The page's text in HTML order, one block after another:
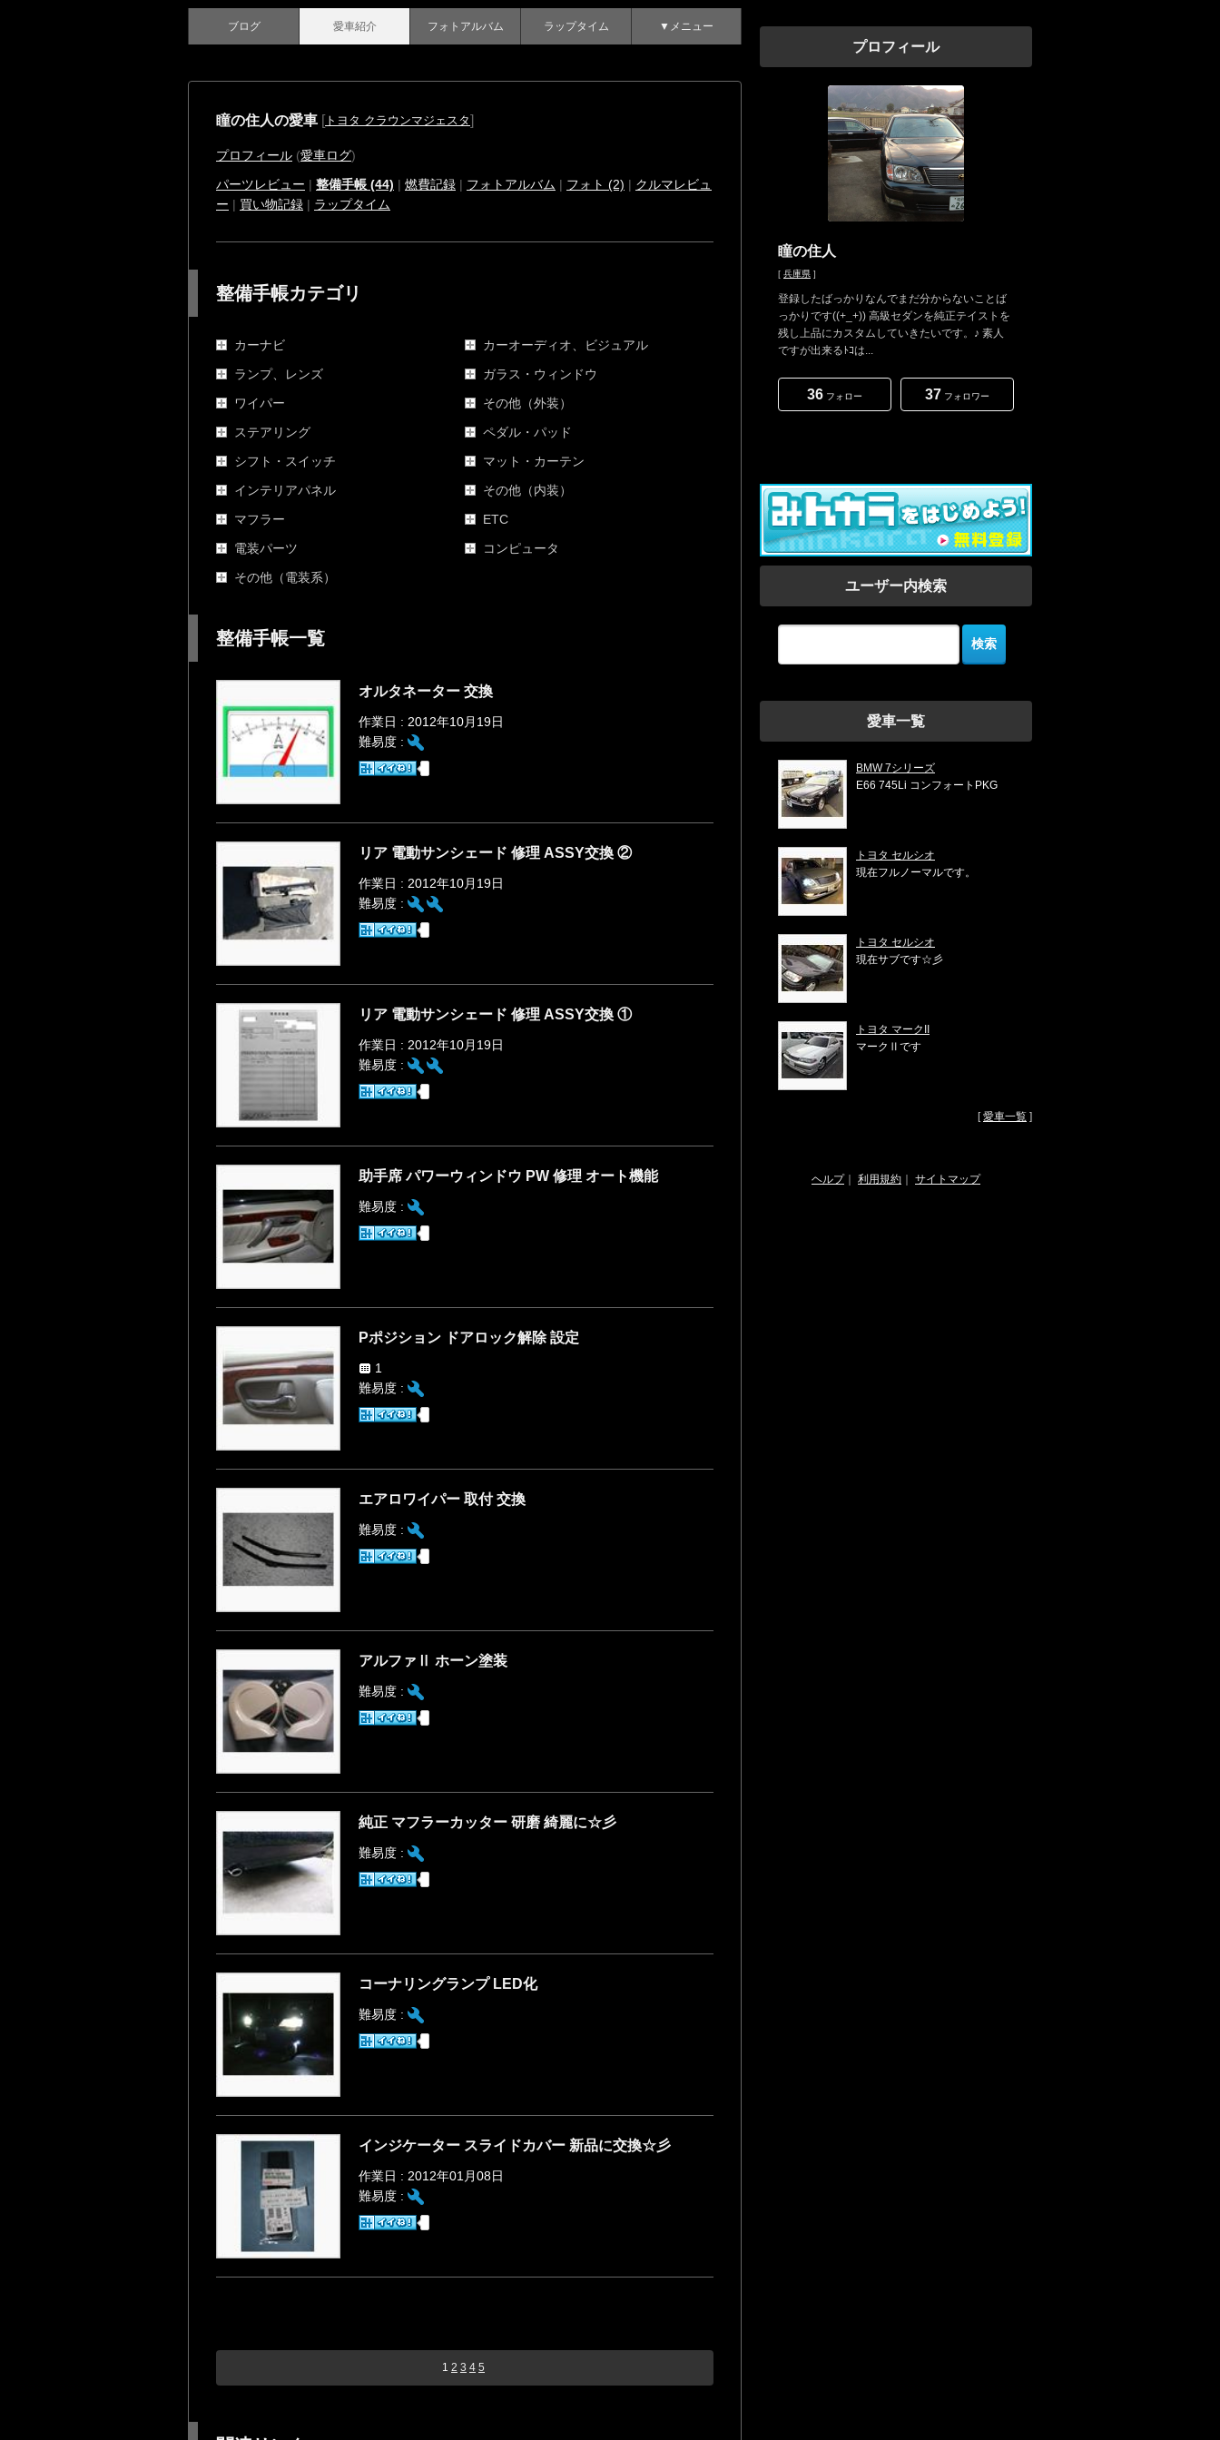
ブログ 愛車紹介 フォトアルバム ラップタイム ▼メニュー
瞳の住人の愛車 [ トヨタ クラウンマジェスタ]
プロフィール (愛車ログ)
パーツレビュー | 整備手帳 (44) | 燃費記録 | フォトアルバム | フォト (2) | クルマレビュ
ー | 買い物記録 | ラップタイム
整備手帳カテゴリ
カーナビ
ランプ、レンズ
ワイパー
ステアリング
シフト・スイッチ
インテリアパネル
マフラー
電装パーツ
その他（電装系）
カーオーディオ、ビジュアル
ガラス・ウィンドウ
その他（外装）
ペダル・パッド
マット・カーテン
その他（内装）
ETC
コンピュータ
整備手帳一覧
オルタネーター 交換
作業日 : 2012年10月19日
難易度 :
リア 電動サンシェード 修理 ASSY交換 ②
作業日 : 2012年10月19日
難易度 :
リア 電動サンシェード 修理 ASSY交換 ①
作業日 : 2012年10月19日
難易度 :
助手席 パワーウィンドウ PW 修理 オート機能
難易度 :
Pポジション ドアロック解除 設定
1
難易度 :
エアロワイパー 取付 交換
難易度 :
アルファⅡ ホーン塗装
難易度 :
純正 マフラーカッター 研磨 綺麗に☆彡
難易度 :
コーナリングランプ LED化
難易度 :
インジケーター スライドカバー 新品に交換☆彡
作業日 : 2012年01月08日
難易度 :
1 2 3 4 5
プロフィール
瞳の住人
[ 兵庫県 ]
登録したばっかりなんでまだ分からないことば
っかりです((+_+)) 高級セダンを純正テイストを
残し上品にカスタムしていきたいです。♪ 素人
ですが出来るﾄｺは...
36 フォロー 37 フォロワー
ユーザー内検索
愛車一覧
BMW 7シリーズ
E66 745Li コンフォートPKG
トヨタ セルシオ
現在フルノーマルです。
トヨタ セルシオ
現在サブです☆彡
トヨタ マークII
マークⅡです
[愛車一覧 ]
ヘルプ｜ 利用規約 サイトマップ